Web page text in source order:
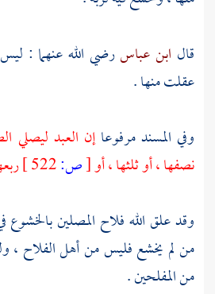
قال ابن عباسرضي الله عنهما :
عقلت منها .
وفي المسند مرفوعاإن العبد ليصلي
نصفها ، أو ثلثها ، أو[ص:
وقد علق الله فلاح المصلين
من لم يخشع فليس من أهل الفلاح ،
من المفلحين .